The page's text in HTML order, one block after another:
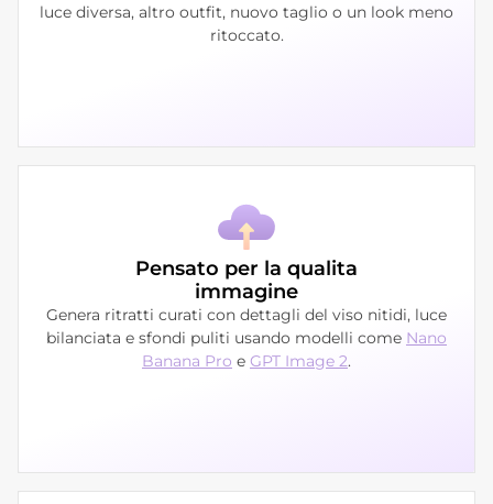
luce diversa, altro outfit, nuovo taglio o un look meno
ritoccato.
Pensato per la qualita
immagine
Genera ritratti curati con dettagli del viso nitidi, luce
bilanciata e sfondi puliti usando modelli come Nano
Banana Pro e GPT Image 2.